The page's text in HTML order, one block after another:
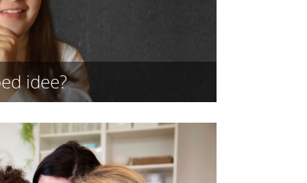
idee?